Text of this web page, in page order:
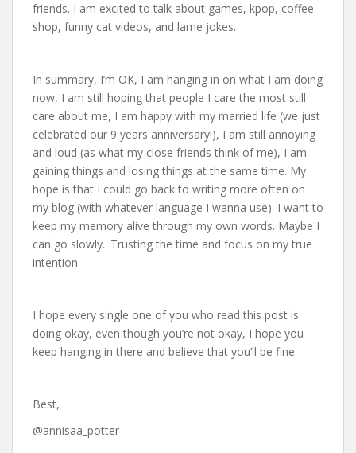
friends. I am excited to talk about games, kpop, coffee
shop, funny cat videos, and lame jokes.
In summary, I’m OK, I am hanging in on what I am doing
now, I am still hoping that people I care the most still
care about me, I am happy with my married life (we just
celebrated our 9 years anniversary!), I am still annoying
and loud (as what my close friends think of me), I am
gaining things and losing things at the same time. My
hope is that I could go back to writing more often on
my blog (with whatever language I wanna use). I want to
keep my memory alive through my own words. Maybe I
can go slowly.. Trusting the time and focus on my true
intention.
I hope every single one of you who read this post is
doing okay, even though you’re not okay, I hope you
keep hanging in there and believe that you’ll be fine.
Best,
@annisaa_potter